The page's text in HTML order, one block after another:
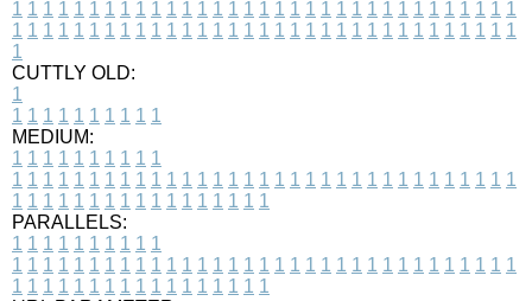
1 1 1 1 1 1 1 1 1 1 1 1 1 1 1 1 1 1 1 1 1 1 1 1 1 1 1 1 1 1 1 1 1
1 1 1 1 1 1 1 1 1 1 1 1 1 1 1 1 1 1 1 1 1 1 1 1 1 1 1 1 1 1 1 1 1
1
CUTTLY OLD:
1
1 1 1 1 1 1 1 1 1 1
MEDIUM:
1 1 1 1 1 1 1 1 1 1
1 1 1 1 1 1 1 1 1 1 1 1 1 1 1 1 1 1 1 1 1 1 1 1 1 1 1 1 1 1 1 1 1
1 1 1 1 1 1 1 1 1 1 1 1 1 1 1 1 1
PARALLELS:
1 1 1 1 1 1 1 1 1 1
1 1 1 1 1 1 1 1 1 1 1 1 1 1 1 1 1 1 1 1 1 1 1 1 1 1 1 1 1 1 1 1 1
1 1 1 1 1 1 1 1 1 1 1 1 1 1 1 1 1